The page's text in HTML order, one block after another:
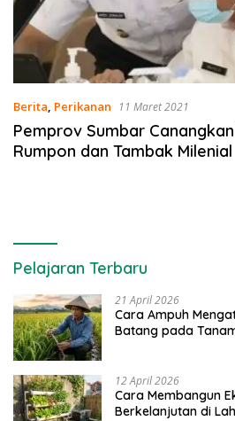
Berita, Perikanan 11 Maret 2021
Pemprov Sumbar
Rumpon dan Tambak Milenial
Pelajaran Terbaru
21 April 2026
Cara Ampuh
Batang pada
12 April 2026
Cara Membangun
Berkelanjutan di